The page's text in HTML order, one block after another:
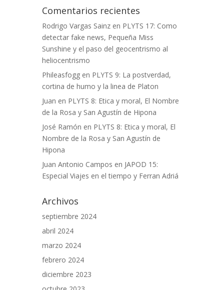
Comentarios recientes
Rodrigo Vargas Sainz en PLYTS 17: Como
detectar fake news, Pequeña Miss
Sunshine y el paso del geocentrismo al
heliocentrismo
Phileasfogg en PLYTS 9: La postverdad,
cortina de humo y la linea de Platon
Juan en PLYTS 8: Etica y moral, El Nombre
de la Rosa y San Agustín de Hipona
José Ramón en PLYTS 8: Etica y moral, El
Nombre de la Rosa y San Agustín de
Hipona
Juan Antonio Campos en JAPOD 15:
Especial Viajes en el tiempo y Ferran Adriá
Archivos
septiembre 2024
abril 2024
marzo 2024
febrero 2024
diciembre 2023